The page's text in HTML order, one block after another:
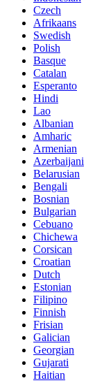
Czech
Afrikaans
Swedish
Polish
Basque
Catalan
Esperanto
Hindi
Lao
Albanian
Amharic
Armenian
Azerbaijani
Belarusian
Bengali
Bosnian
Bulgarian
Cebuano
Chichewa
Corsican
Croatian
Dutch
Estonian
Filipino
Finnish
Frisian
Galician
Georgian
Gujarati
Haitian